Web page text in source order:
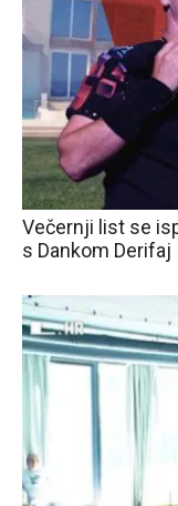
Večernji list se
s Dankom Derifaj